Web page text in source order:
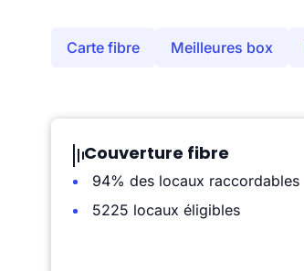
Carte fibre Meilleures box
Couverture fibre
94% des locaux raccordables
5225 locaux éligibles